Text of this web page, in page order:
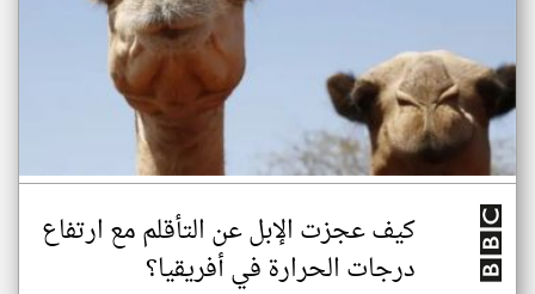
كيف عجزت الإبل عن التأقلم مع ارتفاع
درجات الحرارة في أفريقيا؟